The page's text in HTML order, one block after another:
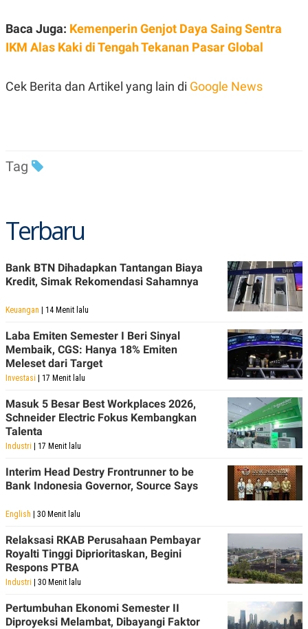
Baca Juga: Kemenperin Genjot Daya Saing Sentra
IKM Alas Kaki di Tengah Tekanan Pasar Global
Cek Berita dan Artikel yang lain di Google News
Tag
Terbaru
Bank BTN Dihadapkan Tantangan Biaya
Kredit, Simak Rekomendasi Sahamnya
Keuangan | 14 Menit lalu
Laba Emiten Semester I Beri Sinyal
Membaik, CGS: Hanya 18% Emiten
Meleset dari Target
Investasi | 17 Menit lalu
Masuk 5 Besar Best Workplaces 2026,
Schneider Electric Fokus Kembangkan
Talenta
Industri | 17 Menit lalu
Interim Head Destry Frontrunner to be
Bank Indonesia Governor, Source Says
English | 30 Menit lalu
Relaksasi RKAB Perusahaan Pembayar
Royalti Tinggi Diprioritaskan, Begini
Respons PTBA
Industri | 30 Menit lalu
Pertumbuhan Ekonomi Semester II
Diproyeksi Melambat, Dibayangi Faktor